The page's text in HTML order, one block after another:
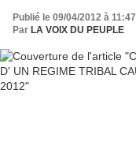
Publié le 09/04/2012 à 11:47
Par LA VOIX DU PEUPLE